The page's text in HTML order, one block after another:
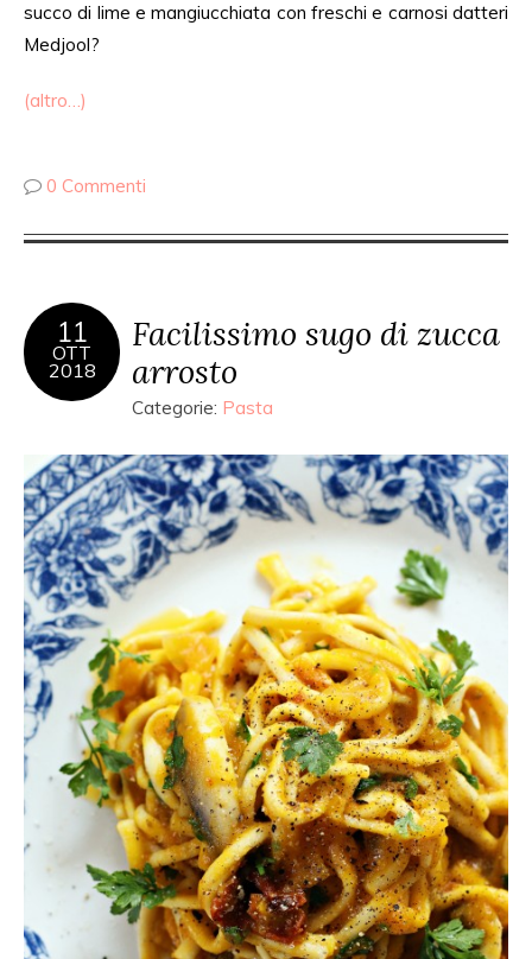
succo di lime e mangiucchiata con freschi e carnosi datteri
Medjool?
(altro…)
0 Commenti
11
OTT
2018
Facilissimo sugo di zucca
arrosto
Categorie: Pasta